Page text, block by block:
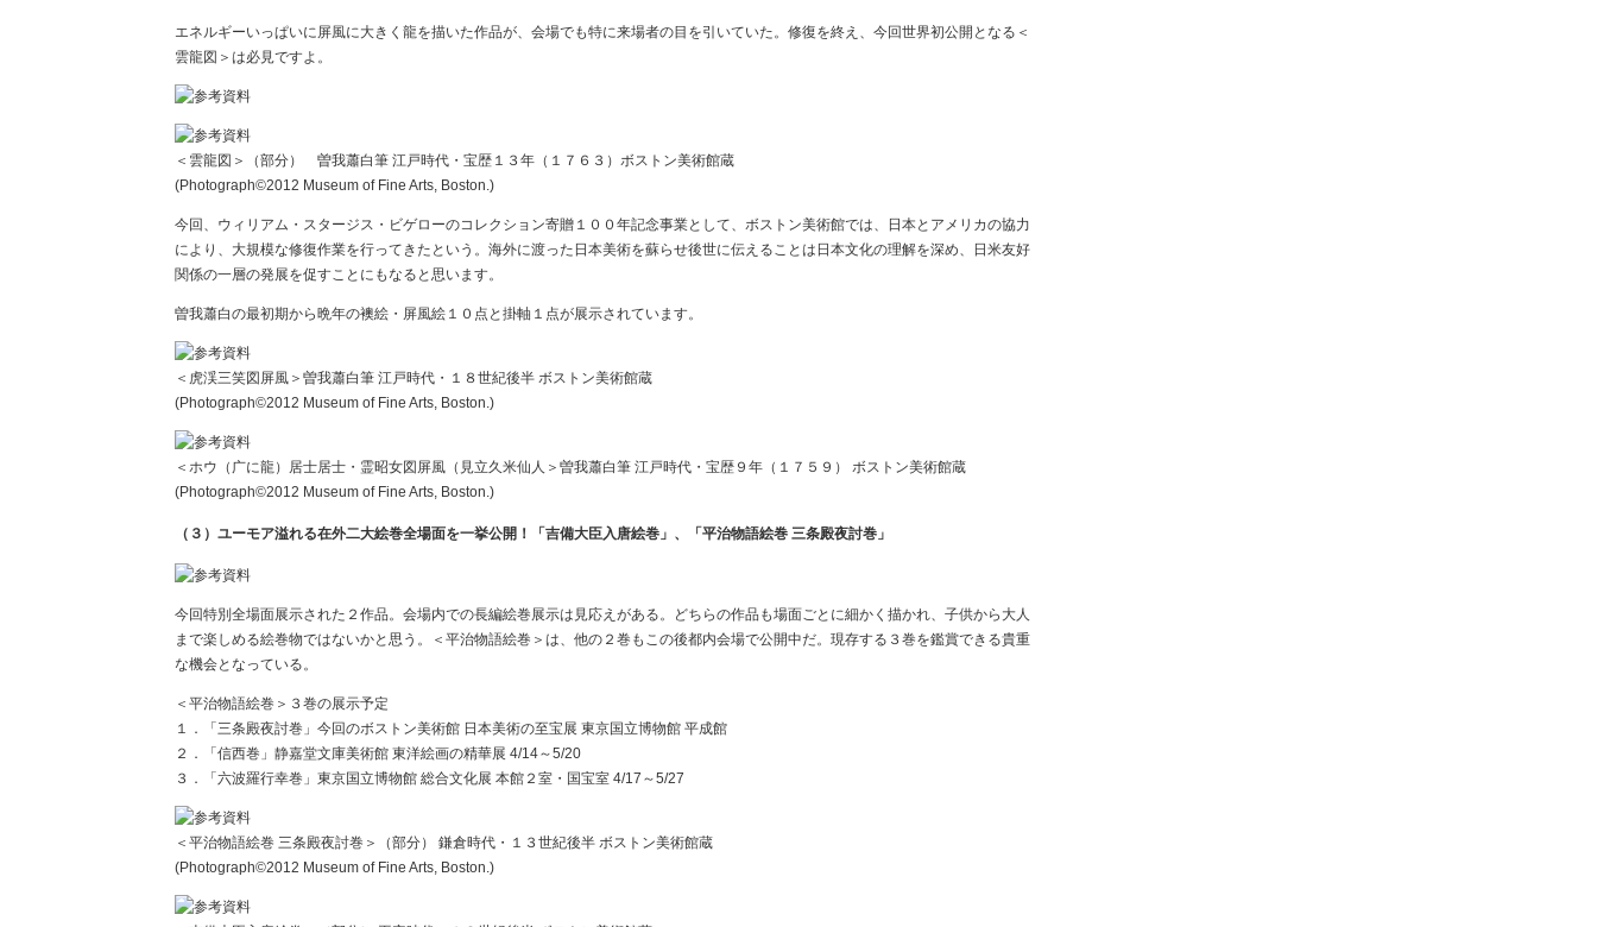
エネルギーいっぱいに屏風に大きく龍を描いた作品が、会場でも特に来場者の目を引いていた。修復を終え、今回世界初公開となる＜
雲龍図＞は必見ですよ。
＜雲龍図＞（部分） 曽我蕭白筆 江戸時代・宝歴１３年（１７６３）ボストン美術館蔵
(Photograph©2012 Museum of Fine Arts, Boston.)
今回、ウィリアム・スタージス・ビゲローのコレクション寄贈１００年記念事業として、ボストン美術館では、日本とアメリカの協力
により、大規模な修復作業を行ってきたという。海外に渡った日本美術を蘇らせ後世に伝えることは日本文化の理解を深め、日米友好
関係の一層の発展を促すことにもなると思います。
曽我蕭白の最初期から晩年の襖絵・屏風絵１０点と掛軸１点が展示されています。
＜虎渓三笑図屏風＞曽我蕭白筆 江戸時代・１８世紀後半 ボストン美術館蔵
(Photograph©2012 Museum of Fine Arts, Boston.)
＜ホウ（广に龍）居士居士・霊昭女図屏風（見立久米仙人＞曽我蕭白筆 江戸時代・宝歴９年（１７５９） ボストン美術館蔵
(Photograph©2012 Museum of Fine Arts, Boston.)
（３）ユーモア溢れる在外二大絵巻全場面を一挙公開！「吉備大臣入唐絵巻」、「平治物語絵巻 三条殿夜討巻」
今回特別全場面展示された２作品。会場内での長編絵巻展示は見応えがある。どちらの作品も場面ごとに細かく描かれ、子供から大人
まで楽しめる絵巻物ではないかと思う。＜平治物語絵巻＞は、他の２巻もこの後都内会場で公開中だ。現存する３巻を鑑賞できる貴重
な機会となっている。
＜平治物語絵巻＞３巻の展示予定
１．「三条殿夜討巻」今回のボストン美術館 日本美術の至宝展 東京国立博物館 平成館
２．「信西巻」静嘉堂文庫美術館 東洋絵画の精華展 4/14～5/20
３．「六波羅行幸巻」東京国立博物館 総合文化展 本館２室・国宝室 4/17～5/27
＜平治物語絵巻 三条殿夜討巻＞（部分） 鎌倉時代・１３世紀後半 ボストン美術館蔵
(Photograph©2012 Museum of Fine Arts, Boston.)